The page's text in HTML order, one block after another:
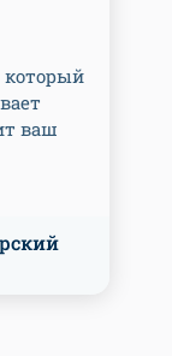
который
ваш